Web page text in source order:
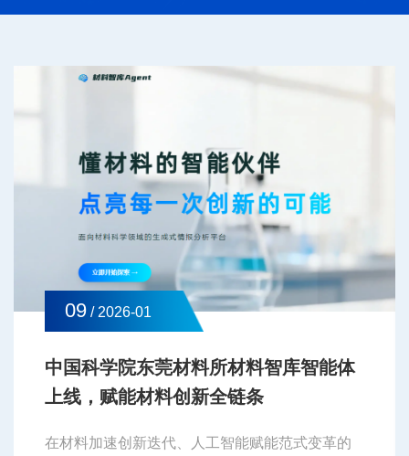
09/ 2026-01
中国科学院东莞材料所材料智库智能体
上线，赋能材料创新全链条
在材料加速创新迭代、人工智能赋能范式变革的